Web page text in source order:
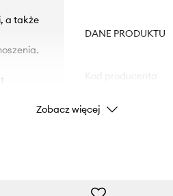
a także
DANE PRODUKTU
Kolor
Producent
Zobacz więcej